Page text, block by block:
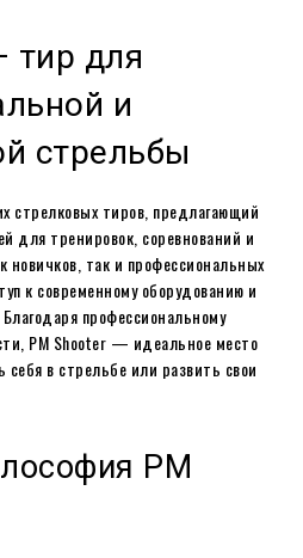
тир для
и
стрельбы
стрелковых тиров, предлагающий
для тренировок, соревнований и
новичков, так и профессиональных
к современному оборудованию и
профессиональному
PM Shooter — идеальное место
себя в стрельбе или развить свои
PM